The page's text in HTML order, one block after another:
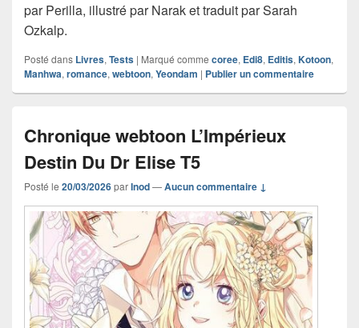
par Perilla, illustré par Narak et traduit par Sarah
Ozkalp.
Posté dans Livres, Tests | Marqué comme coree, Edi8, Editis, Kotoon,
Manhwa, romance, webtoon, Yeondam | Publier un commentaire
Chronique webtoon L’Impérieux
Destin Du Dr Elise T5
Posté le 20/03/2026parInod—Aucun commentaire ↓